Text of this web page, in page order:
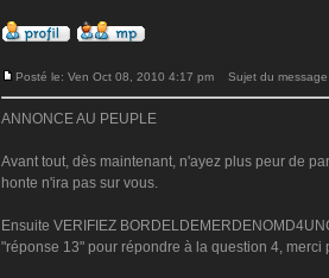
Posté le: Ven Oct 08, 2010 4:17 pm Sujet du
ANNONCE AU PEUPLE
Avant tout, dès maintenant, n'ayez plus peur de
honte n'ira pas sur vous.
Ensuite VERIFIEZ
"réponse 13" pour répondre à la question 4,